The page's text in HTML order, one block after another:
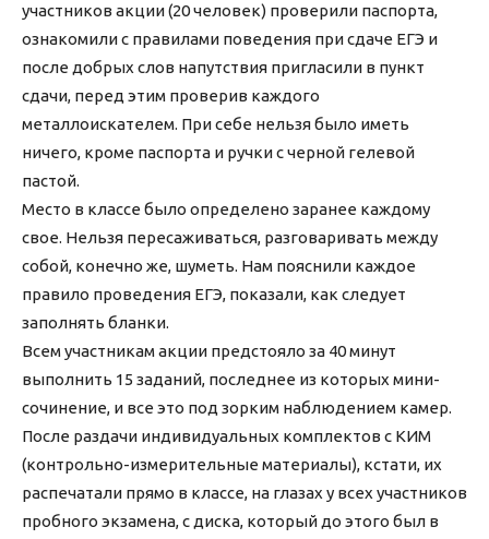
участников акции (20 человек) проверили паспорта,
ознакомили с правилами поведения при сдаче ЕГЭ и
после добрых слов напутствия пригласили в пункт
сдачи, перед этим проверив каждого
металлоискателем. При себе нельзя было иметь
ничего, кроме паспорта и ручки с черной гелевой
пастой.
Место в классе было определено заранее каждому
свое. Нельзя пересаживаться, разговаривать между
собой, конечно же, шуметь. Нам пояснили каждое
правило проведения ЕГЭ, показали, как следует
заполнять бланки.
Всем участникам акции предстояло за 40 минут
выполнить 15 заданий, последнее из которых мини-
сочинение, и все это под зорким наблюдением камер.
После раздачи индивидуальных комплектов с КИМ
(контрольно-измерительные материалы), кстати, их
распечатали прямо в классе, на глазах у всех участников
пробного экзамена, с диска, который до этого был в